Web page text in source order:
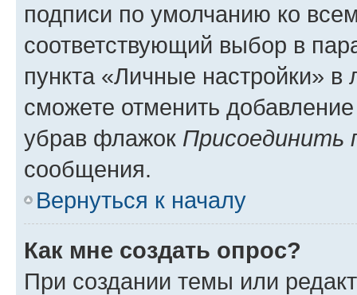
подписи по умолчанию ко
соответствующий выбор в
пункта «Личные настройки»
сможете отменить
убрав флажок Присоединить
сообщения.
Вернуться к началу
Как мне создать опрос?
При создании темы или